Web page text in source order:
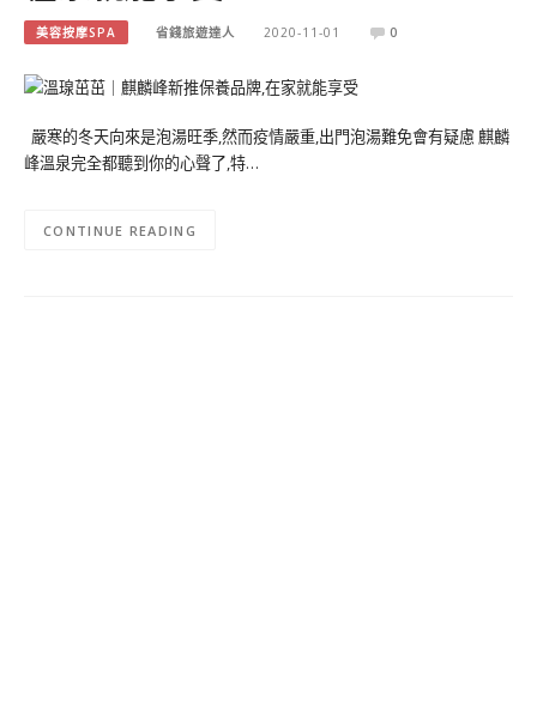
美容按摩SPA 省錢旅遊達人 2020-11-01 0
嚴寒的冬天向來是泡湯旺季,然而疫情嚴重,出門泡湯難免會有疑慮 麒麟
峰溫泉完全都聽到你的心聲了,特…
CONTINUE READING